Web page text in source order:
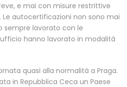
e mai con misure restrittive
autocertificazioni non sono mai
sempre lavorato con le
hanno lavorato in modalità
quasi alla normalità a Praga.
in Repubblica Ceca un Paese